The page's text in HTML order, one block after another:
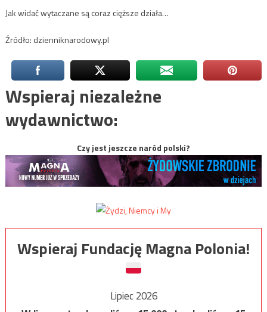
Jak widać wytaczane są coraz cięższe działa…
Źródło: dzienniknarodowy.pl
Wspieraj niezależne
wydawnictwo:
Czy jest jeszcze naród polski?
Wspieraj Fundację Magna Polonia!
Lipiec 2026